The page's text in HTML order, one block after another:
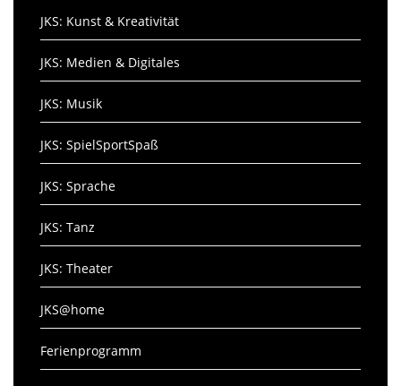
JKS: Kunst & Kreativität
JKS: Medien & Digitales
JKS: Musik
JKS: SpielSportSpaß
JKS: Sprache
JKS: Tanz
JKS: Theater
JKS@home
Ferienprogramm